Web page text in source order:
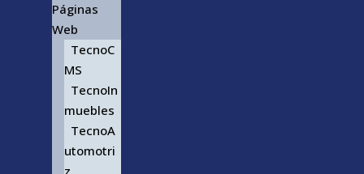
Páginas
Web
TecnoC
MS
TecnoIn
muebles
TecnoA
utomotri